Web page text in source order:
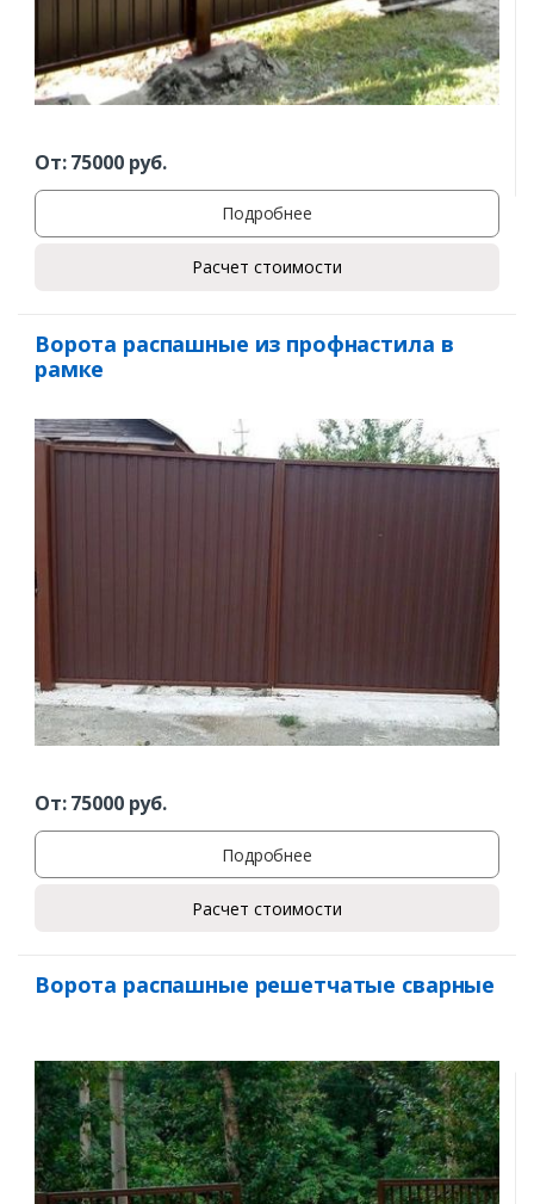
От:75000руб.
Подробнее
Расчет стоимости
Ворота распашные из профнастила в
рамке
От:75000руб.
Подробнее
Расчет стоимости
Ворота распашные решетчатые сварные